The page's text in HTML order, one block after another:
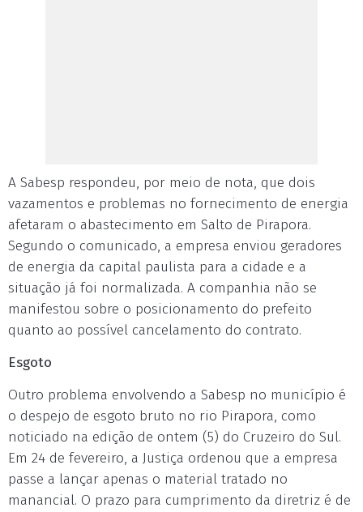
A Sabesp respondeu, por meio de nota, que dois
vazamentos e problemas no fornecimento de energia
afetaram o abastecimento em Salto de Pirapora.
Segundo o comunicado, a empresa enviou geradores
de energia da capital paulista para a cidade e a
situação já foi normalizada. A companhia não se
manifestou sobre o posicionamento do prefeito
quanto ao possível cancelamento do contrato.
Esgoto
Outro problema envolvendo a Sabesp no município é
o despejo de esgoto bruto no rio Pirapora, como
noticiado na edição de ontem (5) do Cruzeiro do Sul.
Em 24 de fevereiro, a Justiça ordenou que a empresa
passe a lançar apenas o material tratado no
manancial. O prazo para cumprimento da diretriz é de